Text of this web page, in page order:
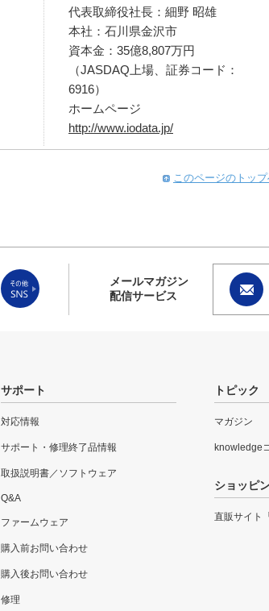
代表取締役社長：細野 昭雄
本社：石川県金沢市
資本金：35億8,807万円
（JASDAQ上場、証券コード：
6916）
ホームページ
http://www.iodata.jp/
このページのトッ
メールマガジン
配信サービス
サポート
対応情報
サポート・修理終了品情報
取扱説明書／ソフトウェア
Q&A
ファームウェア
購入前お問い合わせ
購入後お問い合わせ
修理
トピック
マガジン
knowledge
ショッピ
直販サイト